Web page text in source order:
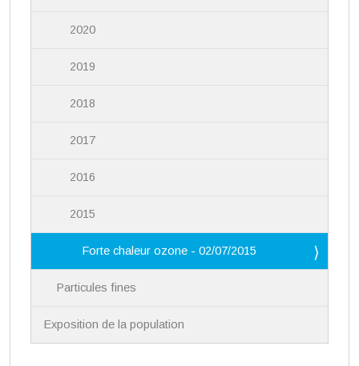
2020
2019
2018
2017
2016
2015
Forte chaleur ozone - 02/07/2015
Particules fines
Exposition de la population